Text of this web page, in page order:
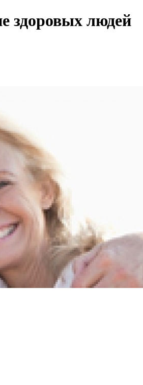
здоровых людей